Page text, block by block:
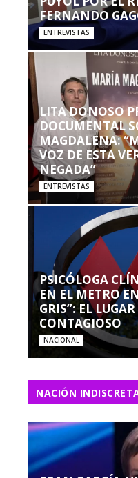
FERNANDO
ENTREVISTAS
LITA DONOSO
DOCUMENTAL
MAGDALENA:
VOZ DE ESTA
NEGADA”
ENTREVISTAS
PSICÓLOGA
EN EL METRO
GRIS”: EL
CONTAGIOSO
NACIONAL
NACIÓN